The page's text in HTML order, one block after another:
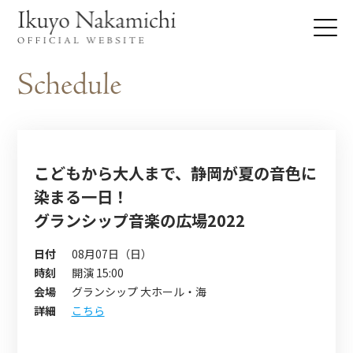
こどもから大人まで、静岡が夏の音色に
染まる一日！
グランシップ音楽の広場2022
日付
08月07日（日）
時刻
開演 15:00
会場
グランシップ 大ホール・海
詳細
こちら